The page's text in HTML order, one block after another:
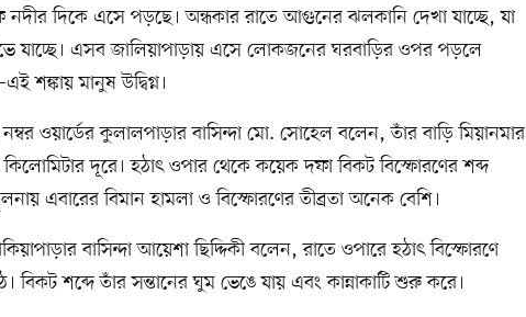
নদীর দিকে এসে পড়ছে। অন্ধকার রাতে আগুনের ঝলকানি দেখা যাচ্ছে, যা
যাচ্ছে। এসব জালিয়াপাড়ায় এসে লোকজনের ঘরবাড়ির ওপর পড়লে
শঙ্কায় মানুষ উদ্বিগ্ন।
ওয়ার্ডের কুলালপাড়ার বাসিন্দা মো. সোহেল বলেন, তাঁর বাড়ি মিয়ানমার
কিলোমিটার দূরে। হঠাৎ ওপার থেকে কয়েক দফা বিকট বিস্ফোরণের শব্দ
এবারের বিমান হামলা ও বিস্ফোরণের তীব্রতা অনেক বেশি।
বাসিন্দা আয়েশা ছিদ্দিকী বলেন, রাতে ওপারে হঠাৎ বিস্ফোরণে
বিকট শব্দে তাঁর সন্তানের ঘুম ভেঙে যায় এবং কান্নাকাটি শুরু করে।